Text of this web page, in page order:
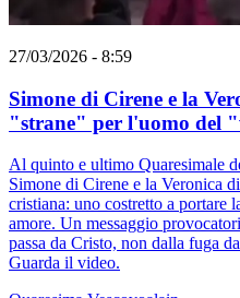
27/03/2026 - 8:59
Simone di Cirene e la
"strane" per l'uomo del
Al quinto e ultimo Quaresimale
Simone di Cirene e la Veronica
cristiana: uno costretto a portare
amore. Un messaggio
passa da Cristo, non dalla fuga
Guarda il video.